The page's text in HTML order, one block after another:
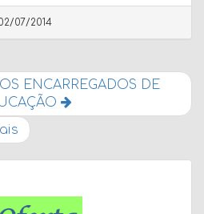
07/2014
ENCARREGADOS DE